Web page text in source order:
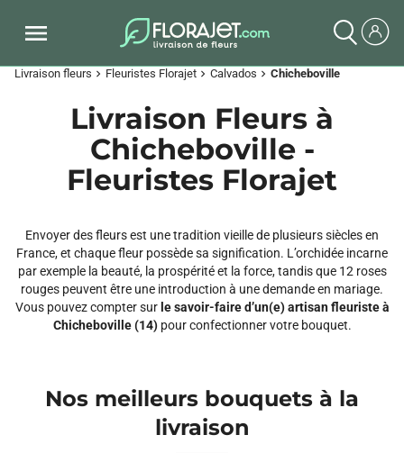
Livraison fleurs chevron_right Fleuristes Florajet chevron_right Calvados chevron_right Chicheboville
Livraison Fleurs à
Chicheboville -
Fleuristes Florajet
Envoyer des fleurs est une tradition vieille de plusieurs siècles en
France, et chaque fleur possède sa signification. L’orchidée incarne
par exemple la beauté, la prospérité et la force, tandis que 12 roses
rouges peuvent être une introduction à une demande en mariage.
Vous pouvez compter sur le savoir-faire d’un(e) artisan fleuriste à
Chicheboville (14)pour confectionner votre bouquet.
Nos meilleurs bouquets à la
livraison